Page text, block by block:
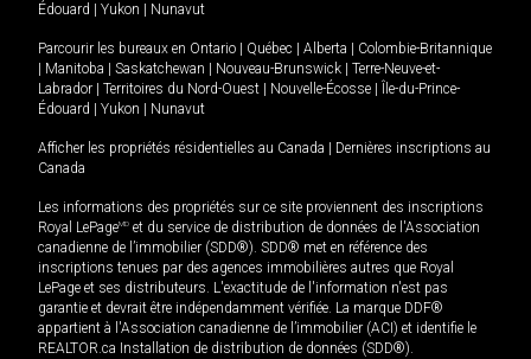
Édouard
Yukon Nunavut
Parcourir les bureaux en Ontario Québec Alberta
Colombie-Britannique
Manitoba Saskatchewan Nouveau-Brunswick
Terre-Neuve-et-
Labrador
Territoires du Nord-Ouest Nouvelle-Écosse
Île-du-Prince-
Édouard
Yukon Nunavut
Afficher les propriétés résidentielles au Canada
Dernières inscriptions au
Canada
Les informations des propriétés sur ce site proviennent des inscriptions
Royal LePageMD et du service de distribution de données de l'Association
canadienne de l’immobilier (SDD®). SDD® met en référence des
inscriptions tenues par des agences immobilières autres que Royal
LePage et ses distributeurs. L'exactitude de l'information n'est pas
garantie et devrait être indépendamment vérifiée. La marque DDF®
appartient à l'Association canadienne de l’immobilier (ACI) et identifie le
REALTOR.ca Installation de distribution de données (SDD®).